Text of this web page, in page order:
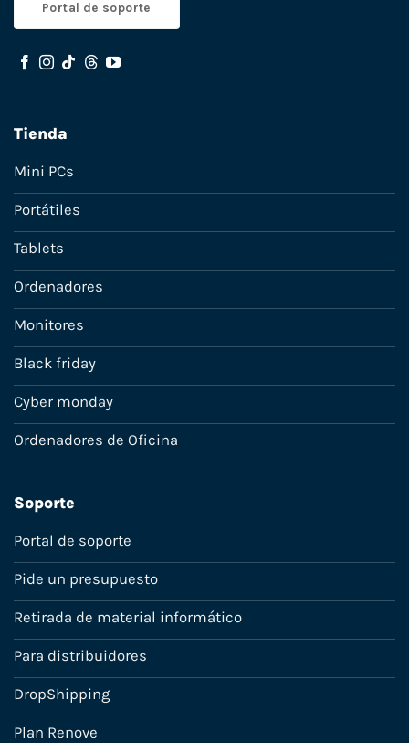
Portal de soporte
Tienda
Mini PCs
Portátiles
Tablets
Ordenadores
Monitores
Black friday
Cyber monday
Ordenadores de Oficina
Soporte
Portal de soporte
Pide un presupuesto
Retirada de material informático
Para distribuidores
DropShipping
Plan Renove